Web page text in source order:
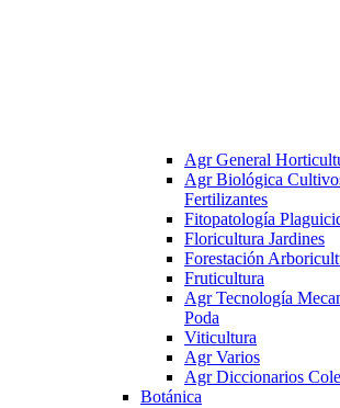
Agr General
Agr Biológica
Fertilizantes
Fitopatología
Floricultura Jardines
Forestación
Fruticultura
Agr Tecnología
Poda
Viticultura
Agr Varios
Agr Diccionarios
Botánica